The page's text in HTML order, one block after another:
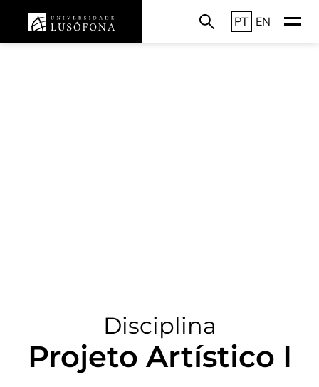
PT EN
Disciplina
Projeto Artístico I